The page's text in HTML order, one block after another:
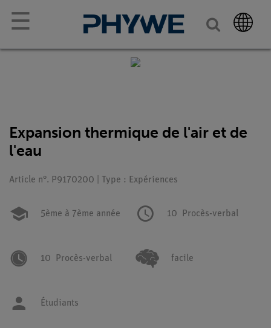
☰
Expansion thermique de l'air et de
l'eau
Article n°. P9170200 | Type : Expériences
5ème à 7ème année 10 Procès-verbal
10 Procès-verbal facile
Étudiants